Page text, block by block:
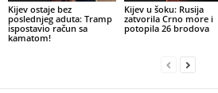
Kijev ostaje bez
poslednjeg aduta: Tramp
ispostavio račun sa
kamatom!
Kijev u šoku: Rusija
zatvorila Crno more i
potopila 26 brodova